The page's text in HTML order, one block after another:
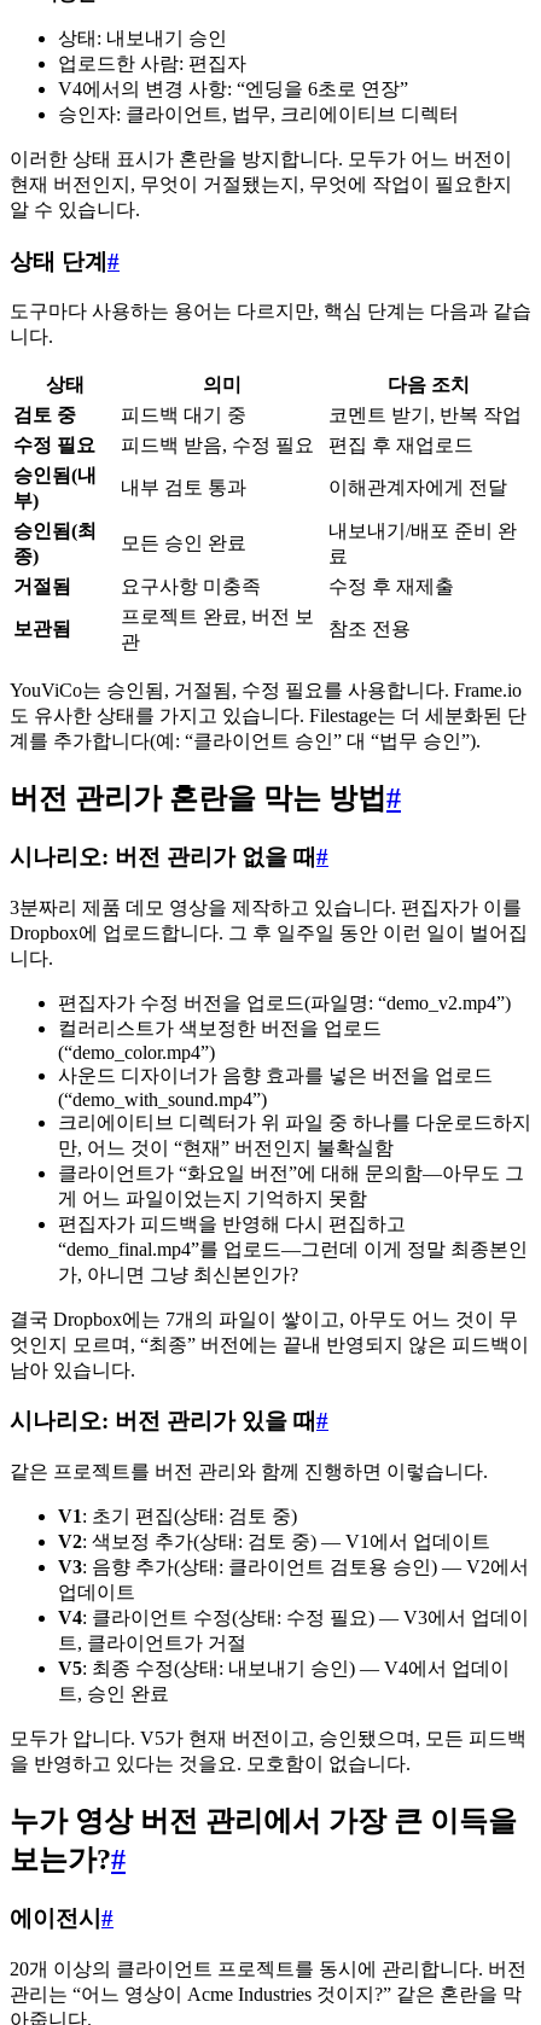
상태: 내보내기 승인
업로드한 사람: 편집자
V4에서의 변경 사항: “엔딩을 6초로 연장”
승인자: 클라이언트, 법무, 크리에이티브 디렉터
이러한 상태 표시가 혼란을 방지합니다. 모두가 어느 버전이
현재 버전인지, 무엇이 거절됐는지, 무엇에 작업이 필요한지
알 수 있습니다.
상태 단계 #
도구마다 사용하는 용어는 다르지만, 핵심 단계는 다음과 같습
니다.
상태 의미
다음 조치
검토 중
피드백 대기 중
코멘트 받기, 반복 작업
수정 필요
피드백 받음, 수정 필요
편집 후 재업로드
승인됨(내
부)
내부 검토 통과 이해관계자에게 전달
승인됨(최
종)
모든 승인 완료
내보내기/배포 준비 완
료
거절됨
요구사항 미충족 수정 후 재제출
보관됨
프로젝트 완료, 버전 보
관
참조 전용
YouViCo는 승인됨, 거절됨, 수정 필요를 사용합니다. Frame.io
도 유사한 상태를 가지고 있습니다. Filestage는 더 세분화된 단
계를 추가합니다(예: “클라이언트 승인” 대 “법무 승인”).
버전 관리가 혼란을 막는 방법#
시나리오: 버전 관리가 없을 때#
3분짜리 제품 데모 영상을 제작하고 있습니다. 편집자가 이를
Dropbox에 업로드합니다. 그 후 일주일 동안 이런 일이 벌어집
니다.
편집자가 수정 버전을 업로드(파일명: “demo_v2.mp4”)
컬러리스트가 색보정한 버전을 업로드
(“demo_color.mp4”)
사운드 디자이너가 음향 효과를 넣은 버전을 업로드
(“demo_with_sound.mp4”)
크리에이티브 디렉터가 위 파일 중 하나를 다운로드하지
만, 어느 것이 “현재” 버전인지 불확실함
클라이언트가 “화요일 버전”에 대해 문의함—아무도 그
게 어느 파일이었는지 기억하지 못함
편집자가 피드백을 반영해 다시 편집하고
“demo_final.mp4”를 업로드—그런데 이게 정말 최종본인
가, 아니면 그냥 최신본인가?
결국 Dropbox에는 7개의 파일이 쌓이고, 아무도 어느 것이 무
엇인지 모르며, “최종” 버전에는 끝내 반영되지 않은 피드백이
남아 있습니다.
시나리오: 버전 관리가 있을 때#
같은 프로젝트를 버전 관리와 함께 진행하면 이렇습니다.
V1: 초기 편집(상태: 검토 중)
V2: 색보정 추가(상태: 검토 중) — V1에서 업데이트
V3: 음향 추가(상태: 클라이언트 검토용 승인) — V2에서
업데이트
V4: 클라이언트 수정(상태: 수정 필요) — V3에서 업데이
트, 클라이언트가 거절
V5: 최종 수정(상태: 내보내기 승인) — V4에서 업데이
트, 승인 완료
모두가 압니다. V5가 현재 버전이고, 승인됐으며, 모든 피드백
을 반영하고 있다는 것을요. 모호함이 없습니다.
누가 영상 버전 관리에서 가장 큰 이득을
보는가?#
에이전시 #
20개 이상의 클라이언트 프로젝트를 동시에 관리합니다. 버전
관리는 “어느 영상이 Acme Industries 것이지?” 같은 혼란을 막
아줍니다.